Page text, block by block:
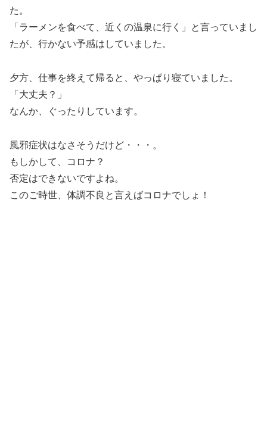
た。
「ラーメンを食べて、近くの温泉に行く」と言っていまし
たが、行かない予感はしていました。
夕方、仕事を終えて帰ると、やっぱり寝ていました。
「大丈夫？」
なんか、ぐったりしています。
風邪症状はなさそうだけど・・・。
もしかして、コロナ？
否定はできないですよね。
このご時世、体調不良と言えばコロナでしょ！